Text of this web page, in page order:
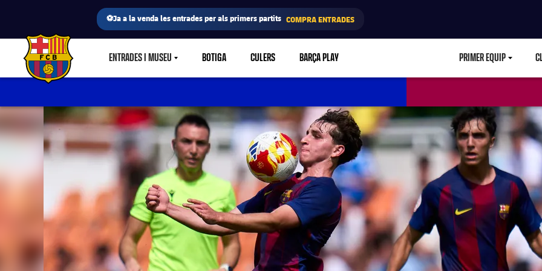
⚽Ja a la venda les entrades per als primers partits COMPRA ENTRADES
FC Barcelona club badge ENTRADES I MUSEULABEL.SHARE.CARETDOWN
BOTIGA CULERS BARÇA PLAY PRIMER EQUIP